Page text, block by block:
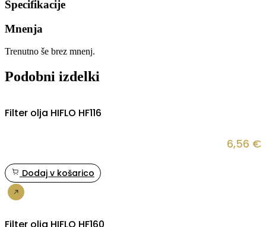
Specifikacije
Mnenja
Trenutno še brez mnenj.
Podobni izdelki
Filter olja HIFLO HF116
6,56 €
Dodaj v košarico